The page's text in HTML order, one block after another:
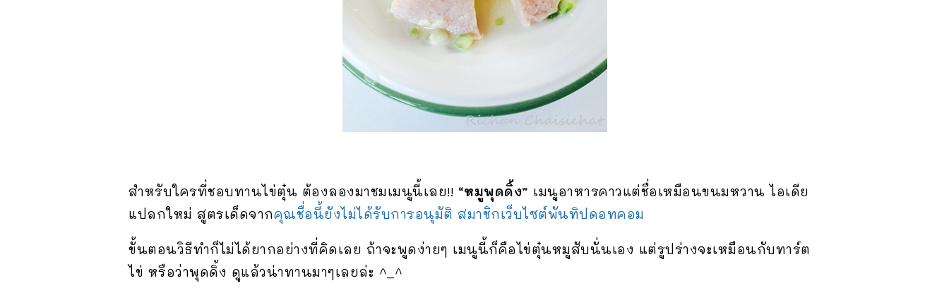
สำหรับใครที่ชอบทานไข่ตุ๋น ต้องลองมาชมเมนูนี้เลย!! “หมูพุดดิ้ง” เมนูอาหารคาวแต่ชื่อเหมือนขนมหวาน ไอเดีย
แปลกใหม่ สูตรเด็ดจากคุณชื่อนี้ยังไม่ได้รับการอนุมัติ สมาชิกเว็บไซต์พันทิปดอทคอม
ขั้นตอนวิธีทำก็ไม่ได้ยากอย่างที่คิดเลย ถ้าจะพูดง่ายๆ เมนูนี้ก็คือไข่ตุ๋นหมูสับนั่นเอง แต่รูปร่างจะเหมือนกับทาร์ต
ไข่ หรือว่าพุดดิ้ง ดูแล้วน่าทานมาๆเลยล่ะ ^_^